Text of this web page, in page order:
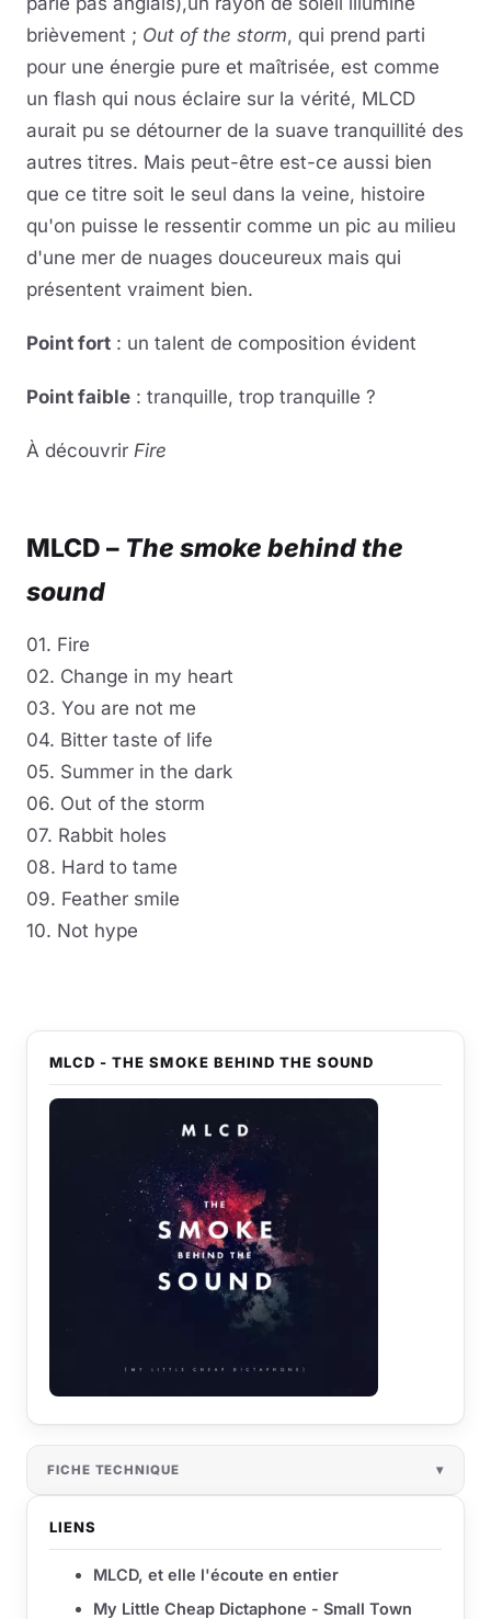
brièvement ; Out of the storm, qui prend parti
pour une énergie pure et maîtrisée, est comme
un flash qui nous éclaire sur la vérité, MLCD
aurait pu se détourner de la suave tranquillité des
autres titres. Mais peut-être est-ce aussi bien
que ce titre soit le seul dans la veine, histoire
qu'on puisse le ressentir comme un pic au milieu
d'une mer de nuages douceureux mais qui
présentent vraiment bien.
Point fort : un talent de composition évident
Point faible : tranquille, trop tranquille ?
À découvrir Fire
MLCD – The smoke behind the
sound
01. Fire
02. Change in my heart
03. You are not me
04. Bitter taste of life
05. Summer in the dark
06. Out of the storm
07. Rabbit holes
08. Hard to tame
09. Feather smile
10. Not hype
MLCD - THE SMOKE BEHIND THE SOUND
FICHE TECHNIQUE
LIENS
MLCD, et elle l'écoute en entier
My Little Cheap Dictaphone - Small Town